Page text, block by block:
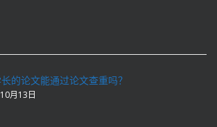
的论文能通过论文查重吗？
月13日